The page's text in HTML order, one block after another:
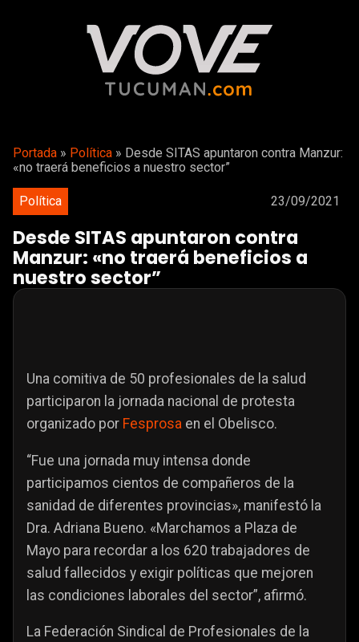
Portada » Política » Desde SITAS apuntaron contra Manzur:
«no traerá beneficios a nuestro sector”
Política 23/09/2021
Desde SITAS apuntaron contra
Manzur: «no traerá beneficios a
nuestro sector”
Una comitiva de 50 profesionales de la salud
participaron la jornada nacional de protesta
organizado por Fesprosa en el Obelisco.
“Fue una jornada muy intensa donde
participamos cientos de compañeros de la
sanidad de diferentes provincias», manifestó la
Dra. Adriana Bueno. «Marchamos a Plaza de
Mayo para recordar a los 620 trabajadores de
salud fallecidos y exigir políticas que mejoren
las condiciones laborales del sector”, afirmó.
La Federación Sindical de Profesionales de la